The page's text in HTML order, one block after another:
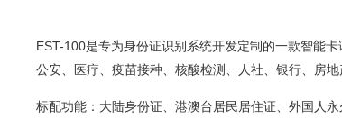
EST-100是专为身份证识别系统开发定制的一款智能
公安、医疗、疫苗接种、核酸检测、人社、银行、房
标配功能：大陆身份证、港澳台居民居住证、外国人